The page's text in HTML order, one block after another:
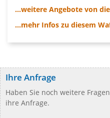
...weitere Angebote von
...mehr Infos zu diesem
Ihre Anfrage
Haben Sie noch weitere
ihre Anfrage.